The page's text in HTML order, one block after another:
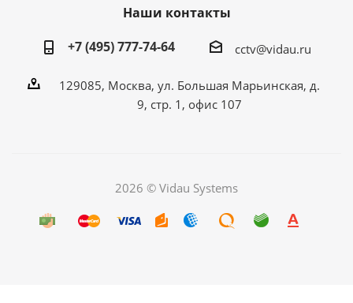
Наши контакты
+7 (495) 777-74-64
cctv@vidau.ru
129085, Москва, ул. Большая Марьинская, д.
9, стр. 1, офис 107
2026 © Vidau Systems